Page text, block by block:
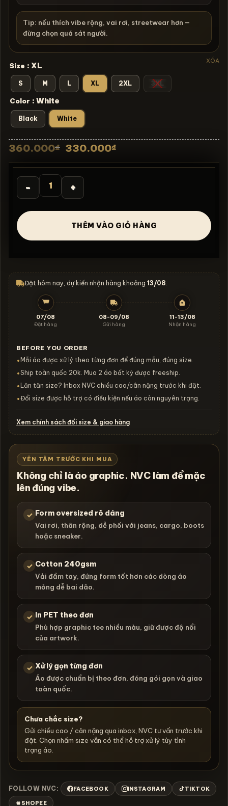
Tip: nếu thích vibe rộng, vai rơi, streetwear hơn —
đừng chọn quá sát người.
Size : XL
S M L XL 2XL 3XL
Color : White
Black White
XÓA
360.000₫ Giá
là:
360.000₫.
330.000₫Giá
tại
Áo thun punk rock vintage No Hope Get Lost - D41 số
THÊM VÀO GIỎ HÀNG
Đặt hôm nay, dự kiến nhận hàng khoảng 13/08.
07/08
Đặt hàng
08-09/08
Gửi hàng
11-13/08
Nhận hàng
BEFORE YOU ORDER
• Mỗi áo được xử lý theo từng đơn để đúng mẫu, đúng size.
•Ship toàn quốc 20k. Mua 2 áo bất kỳ được freeship.
• Lăn tăn size? Inbox NVC chiều cao/cân nặng trước khi đặt.
•Đổi size được hỗ trợ có điều kiện nếu áo còn nguyên trạng.
Xem chính sách đổi size & giao hàng
YÊN TÂM TRƯỚC KHI MUA
Không chỉ là áo graphic. NVC làm để mặc
lên đúng vibe.
✓ Form oversized rõ dáng
Vai rơi, thân rộng, dễ phối với jeans, cargo, boots
hoặc sneaker.
✓ Cotton 240gsm
Vải đầm tay, đứng form tốt hơn các dòng áo
mỏng dễ bai dão.
✓ In PET theo đơn
Phù hợp graphic tee nhiều màu, giữ được độ nổi
của artwork.
✓ Xử lý gọn từng đơn
Áo được chuẩn bị theo đơn, đóng gói gọn và giao
toàn quốc.
Chưa chắc size?
Gửi chiều cao / cân nặng qua inbox, NVC tư vấn trước khi
đặt. Chọn nhầm size vẫn có thể hỗ trợ xử lý tùy tình
trạng áo.
FOLLOW NVC: FACEBOOK INSTAGRAM
TIKTOK
SHOPEE